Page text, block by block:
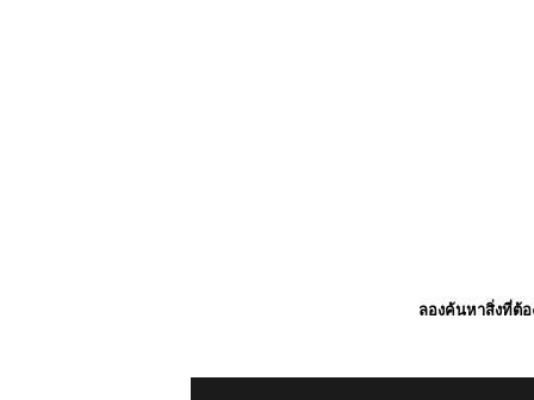
ลองค้นหาสิ่งที่ต้อ